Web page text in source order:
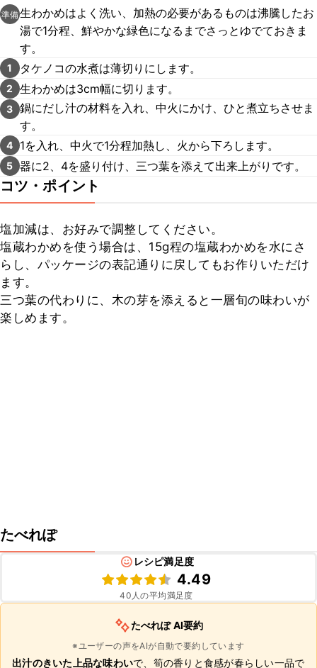
準備生わかめはよく洗い、加熱の必要があるものは沸騰したお
湯で1分程、鮮やかな緑色になるまでさっとゆでておきま
す。
1 タケノコの水煮は薄切りにします。
2 生わかめは3cm幅に切ります。
3 鍋にだし汁の材料を入れ、中火にかけ、ひと煮立ちさせま
す。
4 1を入れ、中火で1分程加熱し、火から下ろします。
5 器に2、4を盛り付け、三つ葉を添えて出来上がりです。
コツ・ポイント
塩加減は、お好みで調整してください。
塩蔵わかめを使う場合は、15g程の塩蔵わかめを水にさ
らし、パッケージの表記通りに戻してもお作りいただけ
ます。
三つ葉の代わりに、木の芽を添えると一層旬の味わいが
楽しめます。
たべれぽ
レシピ満足度
4.49
40 人の平均満足度
たべれぽ AI要約
※ユーザーの声をAIが自動で要約しています
出汁のきいた上品な味わいで、筍の香りと食感が春らしい一品で